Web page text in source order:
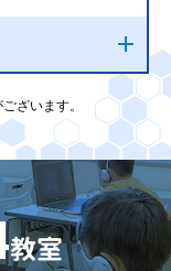
ざいます。
教室